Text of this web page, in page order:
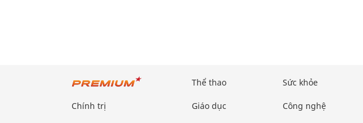
Chính trị
Thể thao
Giáo dục
Sức khỏe
Công nghệ